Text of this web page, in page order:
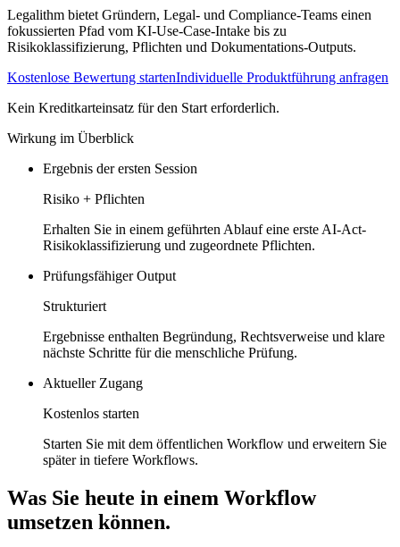
Legalithm bietet Gründern, Legal- und Compliance-Teams einen
fokussierten Pfad vom KI-Use-Case-Intake bis zu
Risikoklassifizierung, Pflichten und Dokumentations-Outputs.
Kostenlose Bewertung startenIndividuelle Produktführung anfragen
Kein Kreditkarteinsatz für den Start erforderlich.
Wirkung im Überblick
Ergebnis der ersten Session
Risiko + Pflichten
Erhalten Sie in einem geführten Ablauf eine erste AI-Act-
Risikoklassifizierung und zugeordnete Pflichten.
Prüfungsfähiger Output
Strukturiert
Ergebnisse enthalten Begründung, Rechtsverweise und klare
nächste Schritte für die menschliche Prüfung.
Aktueller Zugang
Kostenlos starten
Starten Sie mit dem öffentlichen Workflow und erweitern Sie
später in tiefere Workflows.
Was Sie heute in einem Workflow
umsetzen können.